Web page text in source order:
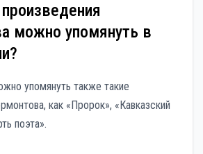
можно упомянуть в
упомянуть также такие
как «Пророк», «Кавказский
поэта».